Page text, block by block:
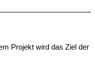
Projekt wird das Ziel der